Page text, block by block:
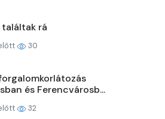
találtak rá
30
és Ferencvárosb...
32